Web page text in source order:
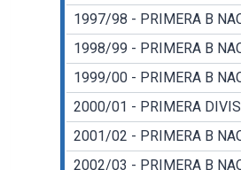
1997/98 - PRIMERA B
1998/99 - PRIMERA B
1999/00 - PRIMERA B
2000/01 - PRIMERA
2001/02 - PRIMERA B
2002/03 - PRIMERA B